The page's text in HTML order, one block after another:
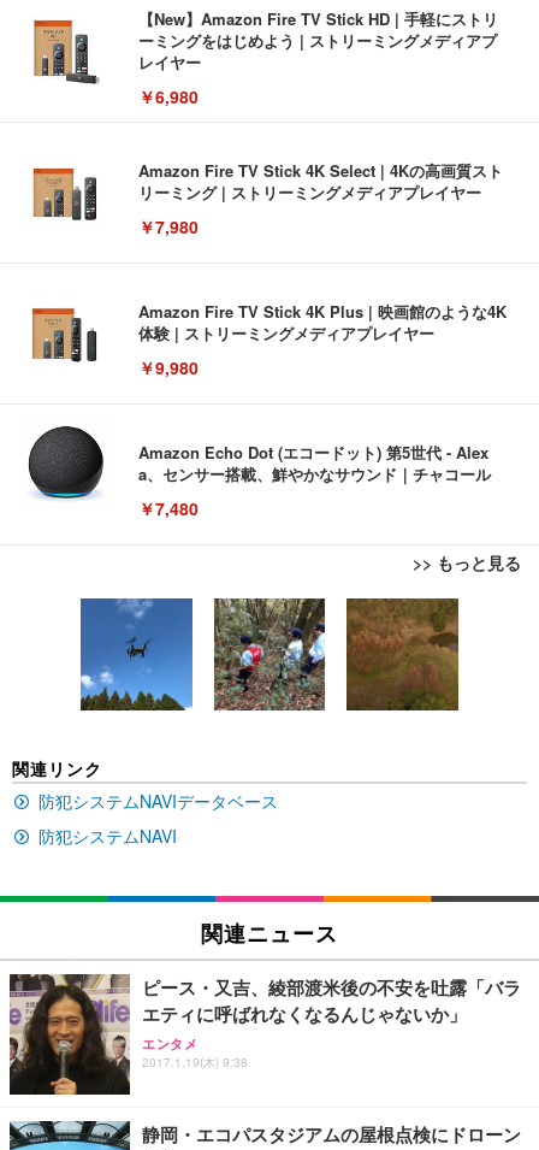
【New】Amazon Fire TV Stick HD | 手軽にストリ
ーミングをはじめよう | ストリーミングメディアプ
レイヤー
￥6,980
Amazon Fire TV Stick 4K Select | 4Kの高画質スト
リーミング | ストリーミングメディアプレイヤー
￥7,980
Amazon Fire TV Stick 4K Plus | 映画館のような4K
体験 | ストリーミングメディアプレイヤー
￥9,980
Amazon Echo Dot (エコードット) 第5世代 - Alex
a、センサー搭載、鮮やかなサウンド｜チャコール
￥7,480
>> もっと見る
[EdoErgo] オフィスチェア 椅子 テレワーク 疲れな
い 跳ね上げ式アームレスト コンパクト 約105度ロッ
キング pc 事務椅子 360度回転 座面昇降 強化ナイロ
ン樹脂ベース 通気性メッシュ 在宅ワーク H-WY01
(黒網+黒枠+黒足)
￥5,699
ュチェア 人間工学 疲れない ブラック
￥27,999
Sezlife オフィスチェア デスクチェア 疲れない テレ
能 人間工学 椅子 腰サポート 90度跳ね上げ式アーム
レスト 3Dヘッドレスト ハンガー付き 高反発クッシ
ョン PCチェア 通気性メッシュ ゲーミング/勉強/事
務用 おしゃれ パソコンチェア (ブラック)
Sezlife オフィスチェア デスクチェア 疲れない テレ
ワーク チェア 強化バックレスト 30度ロッキング機
能 人間工学 椅子 腰サポート 90度跳ね上げ式アーム
ョン PCチェア 通気性メッシュ ゲーミング/勉強/事
務用 おしゃれ パソコンチェア (ホワイト)
EIZO ビジネス向けプレミアムモニター | FlexScan
EV3240X-WT | 31.5型4K UHD・USB Type-C・ホワ
イト
￥105,595
イト
￥109,572
【純正品】27"ゲーミングモニター DualSense 充電
フック付き（CFI-ZDM1J）
￥49,979
【整備済み品】Dell E2724HS 27インチ 液晶モニタ
ー フルHD（1920×1080）VA 非光沢 HDMI/DisplayP
ort/VGA スピーカー内蔵 高さ調整 スイベル VESA対
Amazonベーシック ペットシーツ 薄型 レギュラー 1
回使い捨て 無香料 ホワイト 300枚
￥3,373
x2袋(84枚) ホワイト(吸収面:ライトブルー)
￥3,234
ネオ・ルーライフ ネオ・オムツ L 中型犬用 26枚入
￥1,800
Smart Basic(スマートベーシック) 【Amazon.co.jp
限定】 Smart Basic アイリスオーヤマ ペットシーツ
超厚型 お徳用 ワイド 100枚入 (x 1) (ケース販売)
関連リンク
防犯システムNAVIデータベース
防犯システムNAVI
関連ニュース
ピース・又吉、綾部渡米後の不安を吐露「バラ
エティに呼ばれなくなるんじゃないか」
エンタメ
2017.1.19(木) 9:38
静岡・エコパスタジアムの屋根点検にドローン